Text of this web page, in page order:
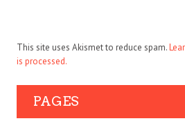
This site uses Akismet to reduce spam.
is processed.
PAGES